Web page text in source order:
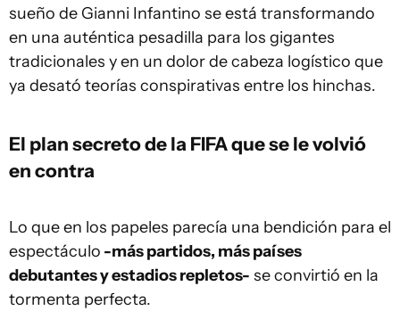
sueño de Gianni Infantino se está transformando
en una auténtica pesadilla para los gigantes
tradicionales y en un dolor de cabeza logístico que
ya desató teorías conspirativas entre los hinchas.
El plan secreto de la FIFA que se le volvió
en contra
Lo que en los papeles parecía una bendición para el
espectáculo -más partidos, más países
debutantes y estadios repletos- se convirtió en la
tormenta perfecta.